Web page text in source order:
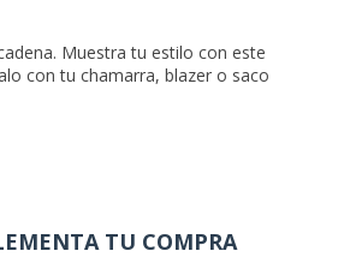
Muestra tu estilo con este
con tu chamarra, blazer o saco
TU COMPRA